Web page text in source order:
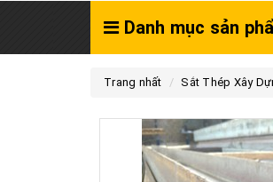
Danh mục sản
Trang nhất Sắt Thép Xây